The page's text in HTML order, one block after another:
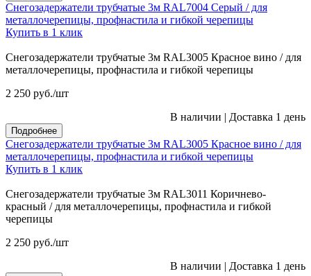
Снегозадержатели трубчатые 3м RAL7004 Серый / для
металлочерепицы, профнастила и гибкой черепицы
Купить в 1 клик
Снегозадержатели трубчатые 3м RAL3005 Красное вино / для
металлочерепицы, профнастила и гибкой черепицы
2 250 руб./шт
В наличии | Доставка 1 день
Подробнее
Снегозадержатели трубчатые 3м RAL3005 Красное вино / для
металлочерепицы, профнастила и гибкой черепицы
Купить в 1 клик
Снегозадержатели трубчатые 3м RAL3011 Коричнево-
красный / для металлочерепицы, профнастила и гибкой
черепицы
2 250 руб./шт
В наличии | Доставка 1 день